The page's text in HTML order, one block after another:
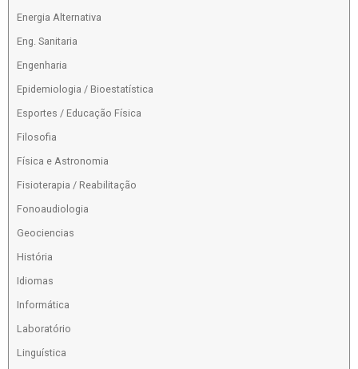
Energia Alternativa
Eng. Sanitaria
Engenharia
Epidemiologia / Bioestatística
Esportes / Educação Física
Filosofia
Física e Astronomia
Fisioterapia / Reabilitação
Fonoaudiologia
Geociencias
História
Idiomas
Informática
Laboratório
Linguística